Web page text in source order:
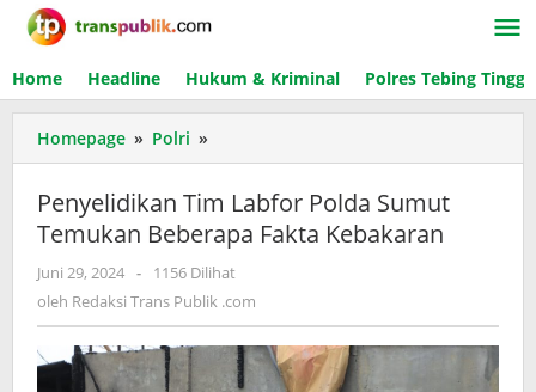
Lewati
Home Headline Hukum & Kriminal Polres Tebing Tinggi
Homepage » Polri »
Tim
Labfor
Polda
Sumut
Temukan
Fakta
Penyelidikan Tim Labfor Polda Sumut
Temukan Beberapa Fakta Kebakaran
Juni 29, 2024 oleh
Redaksi
Publik
.com
-
1156 Dilihat
oleh Redaksi Trans Publik .com